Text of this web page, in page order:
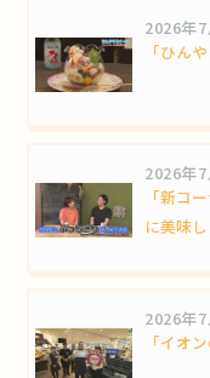
2026年
「ひん
2026年
「新コ
に美味し
2026年
「イオ